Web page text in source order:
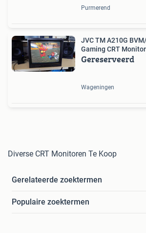
Purmerend
JVC TM A210G
Gaming CRT Monitor
Gereserveerd
Wageningen
Diverse CRT Monitoren Te Koop
Gerelateerde zoektermen
Populaire zoektermen